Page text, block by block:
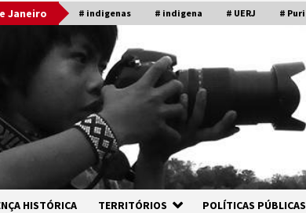
Janeiro # indigenas # indigena # UERJ # Puri
HISTÓRICA TERRITÓRIOS POLÍTICAS PÚBLICAS